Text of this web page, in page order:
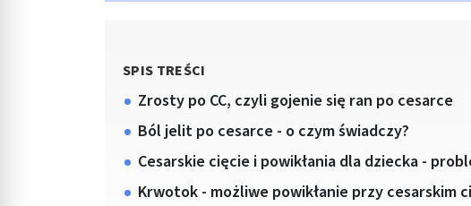
SPIS TREŚCI
Zrosty po CC, czyli gojenie się ran po cesarce
Ból jelit po cesarce - o czym świadczy?
Cesarskie cięcie i powikłania dla dziecka -
Krwotok - możliwe powikłanie przy cesarskim